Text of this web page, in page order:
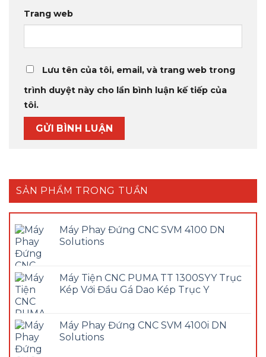
Trang web
Lưu tên của tôi, email, và trang web trong
trình duyệt này cho lần bình luận kế tiếp của
tôi.
SẢN PHẨM TRONG TUẦN
Máy Phay Đứng CNC SVM 4100 DN
Solutions
Máy Tiện CNC PUMA TT 1300SYY Trục
Kép Với Đầu Gá Dao Kép Trục Y
Máy Phay Đứng CNC SVM 4100i DN
Solutions